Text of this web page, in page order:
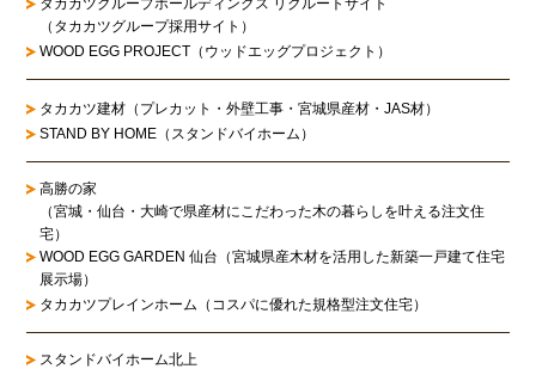
タカカツグループホールディングス リクルートサイト
（タカカツグループ採用サイト）
WOOD EGG PROJECT（ウッドエッグプロジェクト）
タカカツ建材（プレカット・外壁工事・宮城県産材・JAS材）
STAND BY HOME（スタンドバイホーム）
高勝の家
（宮城・仙台・大崎で県産材にこだわった木の暮らしを叶える注文住
宅）
WOOD EGG GARDEN 仙台（宮城県産木材を活用した新築一戸建て住宅
展示場）
タカカツプレインホーム（コスパに優れた規格型注文住宅）
スタンドバイホーム北上